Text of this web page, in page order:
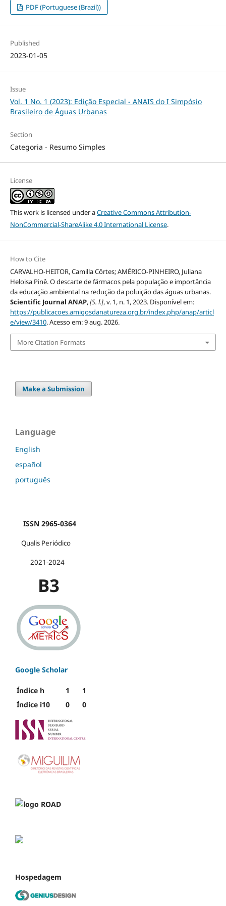
PDF (Portuguese (Brazil))
Published
2023-01-05
Issue
Vol. 1 No. 1 (2023): Edição Especial - ANAIS do I Simpósio
Brasileiro de Águas Urbanas
Section
Categoria - Resumo Simples
License
This work is licensed under aCreative Commons Attribution-
NonCommercial-ShareAlike 4.0 International License.
How to Cite
CARVALHO-HEITOR, Camilla Côrtes; AMÉRICO-PINHEIRO, Juliana
Heloisa Pinê. O descarte de fármacos pela população e importância
da educação ambiental na redução da poluição das águas urbanas.
Scientific Journal ANAP,[S. l.], v. 1, n. 1, 2023. Disponível em:
https://publicacoes.amigosdanatureza.org.br/index.php/anap/articl
e/view/3410. Acesso em: 9 aug. 2026.
More Citation Formats
Make a Submission
Language
English
español
português
ISSN 2965-0364
Qualis Periódico
2021-2024
B3
Google Scholar
Índice h 1
1
Índice i10
0 0
Hospedagem